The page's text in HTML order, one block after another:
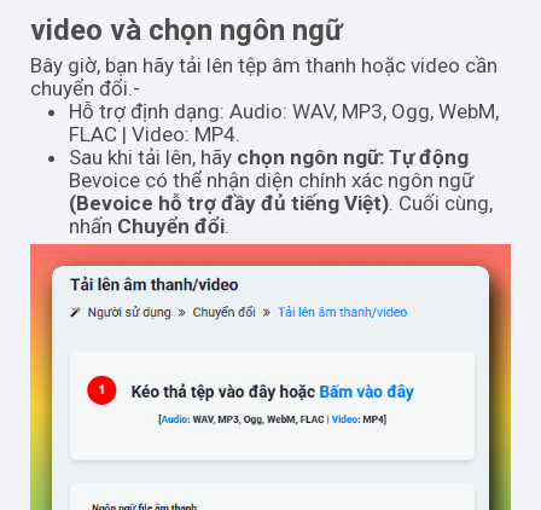
video và chọn ngôn ngữ
Bây giờ, bạn hãy tải lên tệp âm thanh hoặc video cần
chuyển đổi.-
Hỗ trợ định dạng: Audio: WAV, MP3, Ogg, WebM,
FLAC | Video: MP4.
Sau khi tải lên, hãy chọn ngôn ngữ: Tự động
Bevoice có thể nhận diện chính xác ngôn ngữ
(Bevoice hỗ trợ đầy đủ tiếng Việt). Cuối cùng,
nhấn Chuyển đổi.